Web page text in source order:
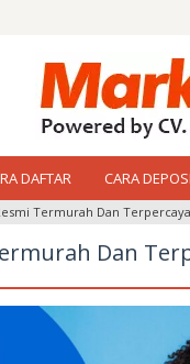
DAFTAR CARA
Termurah Dan Terpercaya
Dan